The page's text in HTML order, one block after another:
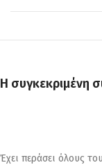
Η συγκεκριμένη
Έχει περάσει όλους